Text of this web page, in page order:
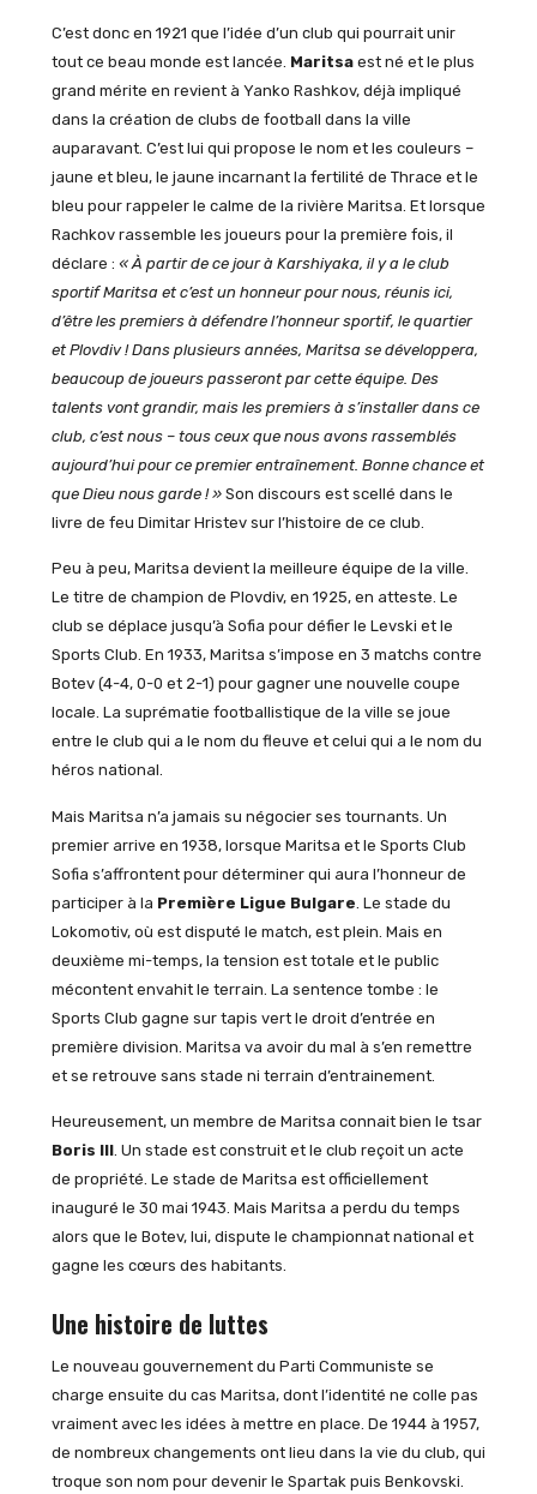
C’est donc en 1921 que l’idée d’un club qui pourrait unir
tout ce beau monde est lancée. Maritsa est né et le plus
grand mérite en revient à Yanko Rashkov, déjà impliqué
dans la création de clubs de football dans la ville
auparavant. C’est lui qui propose le nom et les couleurs –
jaune et bleu, le jaune incarnant la fertilité de Thrace et le
bleu pour rappeler le calme de la rivière Maritsa. Et lorsque
Rachkov rassemble les joueurs pour la première fois, il
déclare : « À partir de ce jour à Karshiyaka, il y a le club
sportif Maritsa et c’est un honneur pour nous, réunis ici,
d’être les premiers à défendre l’honneur sportif, le quartier
et Plovdiv ! Dans plusieurs années, Maritsa se développera,
beaucoup de joueurs passeront par cette équipe. Des
talents vont grandir, mais les premiers à s’installer dans ce
club, c’est nous – tous ceux que nous avons rassemblés
aujourd’hui pour ce premier entraînement. Bonne chance et
que Dieu nous garde ! » Son discours est scellé dans le
livre de feu Dimitar Hristev sur l’histoire de ce club.
Peu à peu, Maritsa devient la meilleure équipe de la ville.
Le titre de champion de Plovdiv, en 1925, en atteste. Le
club se déplace jusqu’à Sofia pour défier le Levski et le
Sports Club. En 1933, Maritsa s’impose en 3 matchs contre
Botev (4-4, 0-0 et 2-1) pour gagner une nouvelle coupe
locale. La suprématie footballistique de la ville se joue
entre le club qui a le nom du fleuve et celui qui a le nom du
héros national.
Mais Maritsa n’a jamais su négocier ses tournants. Un
premier arrive en 1938, lorsque Maritsa et le Sports Club
Sofia s’affrontent pour déterminer qui aura l’honneur de
participer à la Première Ligue Bulgare . Le stade du
Lokomotiv, où est disputé le match, est plein. Mais en
deuxième mi-temps, la tension est totale et le public
mécontent envahit le terrain. La sentence tombe : le
Sports Club gagne sur tapis vert le droit d’entrée en
première division. Maritsa va avoir du mal à s’en remettre
et se retrouve sans stade ni terrain d’entrainement.
Heureusement, un membre de Maritsa connait bien le tsar
Boris III. Un stade est construit et le club reçoit un acte
de propriété. Le stade de Maritsa est officiellement
inauguré le 30 mai 1943. Mais Maritsa a perdu du temps
alors que le Botev, lui, dispute le championnat national et
gagne les cœurs des habitants.
Une histoire de luttes
Le nouveau gouvernement du Parti Communiste se
charge ensuite du cas Maritsa, dont l’identité ne colle pas
vraiment avec les idées à mettre en place. De 1944 à 1957,
de nombreux changements ont lieu dans la vie du club, qui
troque son nom pour devenir le Spartak puis Benkovski.